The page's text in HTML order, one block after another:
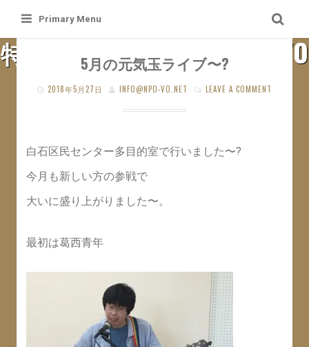
content
Primary Menu
特定非営利活動法人 札幌VO
5月の元気玉ライブ〜?
2018年5月27日 INFO@NPO-VO.NET LEAVE A COMMENT
白石区民センター多目的室で行いました〜?
今月も新しい方の参戦で
大いに盛り上がりました〜。
最初は葛西青年